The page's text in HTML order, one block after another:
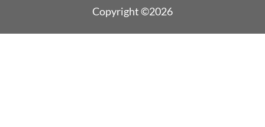
Copyright ©2026